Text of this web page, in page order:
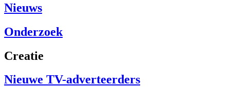
Nieuws
Onderzoek
Creatie
Nieuwe TV-adverteerders